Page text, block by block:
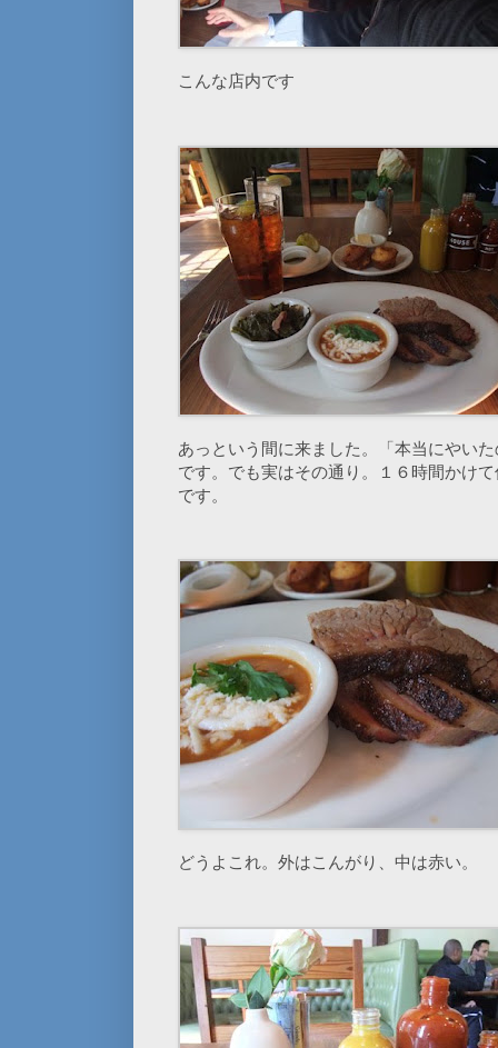
こんな店内です
あっという間に来ました。「本当にやい
です。でも実はその通り。１６時間かけ
です。
どうよこれ。外はこんがり、中は赤い。